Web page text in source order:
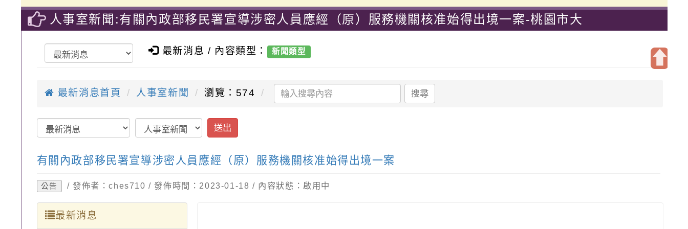
人事室新聞:有關內政部移民署宣導涉密人員應經（原）服務機關核准始得出境一案-桃園市大
最新消息 / 內容類型： 新聞類型
最新消息首頁 人事室新聞 瀏覽：574 搜尋
送出
有關內政部移民署宣導涉密人員應經（原）服務機關核准始得出境一案
公告 / 發佈者：ches710 / 發佈時間：2023-01-18 / 內容狀態：啟用中
最新消息